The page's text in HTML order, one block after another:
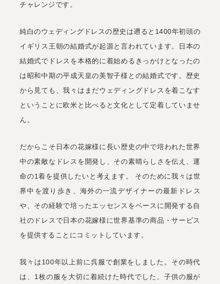
チャレンジです。
純白のウェディングドレスの歴史は遡ると1400年初頭の
イギリス王朝の結婚式が起源と言われています。日本の
結婚式でドレスを本格的に着始めるきっかけとなったの
は昭和中期の平成天皇の美智子様との結婚式です。歴史
から見ても、我々はまだウェディングドレスを着こなす
ということに欧米と比べると文化として定着していませ
ん。
だからこそ日本の花嫁様に長い歴史の中で培われた世界
中の素敵なドレスを開発し、その素晴らしさを伝え、運
命の1着を提供したいと考えます。 そのために我々は世
界中を渡り歩き、海外の一流デザイナーの最新ドレス
や、その経験で培ったエッセンスをベースに開発する自
社のドレスで日本の花嫁様に世界基準の商品・サービス
を提供することにコミットしています。
我々は100年以上前に呉服で創業をしました。その時代
は、1枚の服を大切に着続けた時代でした。子供の服が